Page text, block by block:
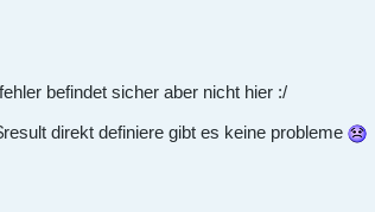
befindet sicher aber nicht hier :/
direkt definiere gibt es keine probleme